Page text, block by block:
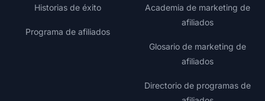
Historias de éxito
Programa de afiliados
Academia de marketing de
afiliados
Glosario de marketing de
afiliados
Directorio de programas de